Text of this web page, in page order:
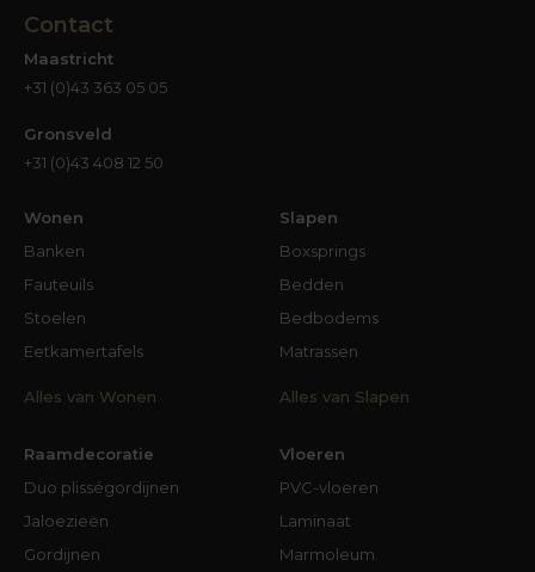
Contact
Maastricht
+31 (0)43 363 05 05
Gronsveld
+31 (0)43 408 12 50
Wonen
Banken
Fauteuils
Stoelen
Eetkamertafels
Alles van Wonen
Slapen
Boxsprings
Bedden
Bedbodems
Matrassen
Alles van Slapen
Raamdecoratie
Duo plisségordijnen
Jaloezieën
Gordijnen
Vloeren
PVC-vloeren
Laminaat
Marmoleum